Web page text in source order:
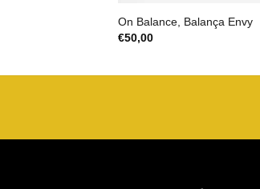
On Balance, Balança Envy
€50,00